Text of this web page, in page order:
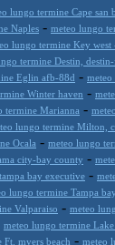
lungo termine Cape san
Naples - meteo lungo
lungo termine Key west
termine Destin,
Eglin afb-88d -
Winter haven -
termine Marianna -
lungo termine Milton,
Ocala - meteo lungo
city-bay county -
bay executive -
lungo termine Tampa bay
Valparaiso - meteo
meteo lungo termine
myers beach - meteo